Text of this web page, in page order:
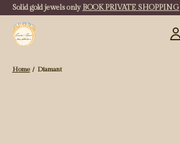
Solid gold jewels only BOOK PRIVATE SHOPPING
Home / Diamant